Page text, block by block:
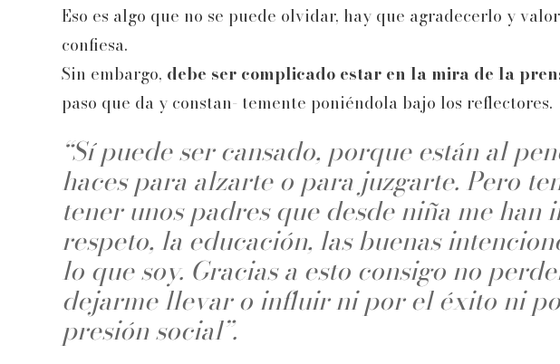
Eso es algo que no se puede olvidar, hay que agradecerlo y
confiesa.
Sin embargo, debe ser complicado estar en la mira de la
paso que da y constan- temente poniéndola bajo los reflectores.
“Sí puede ser cansado, porque están al
haces para alzarte o para juzgarte. Pero
tener unos padres que desde niña me han
respeto, la educación, las buenas
lo que soy. Gracias a esto consigo no
dejarme llevar o influir ni por el éxito ni
presión social”.